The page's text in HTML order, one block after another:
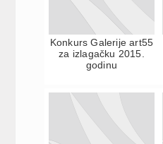
Konkurs Galerije art55
za izlagačku 2015.
godinu